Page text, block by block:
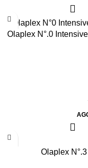
Olaplex N°.0
Olaplex